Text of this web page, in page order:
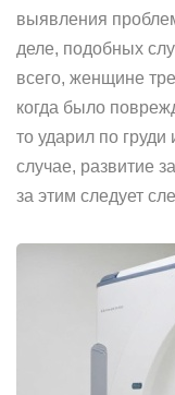
выявления
деле, подобных
всего, женщине
когда было
то ударил по
случае, развитие
за этим следует